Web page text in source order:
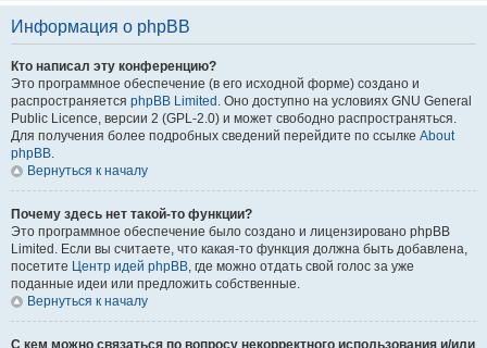
Информация о phpBB
Кто написал эту конференцию?
Это программное обеспечение (в его исходной форме) создано и
распространяется phpBB Limited . Оно доступно на условиях GNU General
Public Licence, версии 2 (GPL-2.0) и может свободно распространяться.
Для получения более подробных сведений перейдите по ссылке About
phpBB.
Вернуться к началу
Почему здесь нет такой-то функции?
Это программное обеспечение было создано и лицензировано phpBB
Limited. Если вы считаете, что какая-то функция должна быть добавлена,
посетите Центр идей phpBB, где можно отдать свой голос за уже
поданные идеи или предложить собственные.
Вернуться к началу
С кем можно связаться по вопросу некорректного использования и/или